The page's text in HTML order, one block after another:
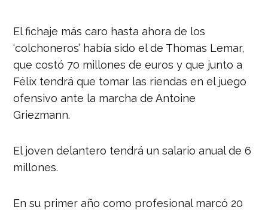
El fichaje más caro hasta ahora de los
‘colchoneros’ había sido el de Thomas Lemar,
que costó 70 millones de euros y que junto a
Félix tendrá que tomar las riendas en el juego
ofensivo ante la marcha de Antoine
Griezmann.
El joven delantero tendrá un salario anual de 6
millones.
En su primer año como profesional marcó 20